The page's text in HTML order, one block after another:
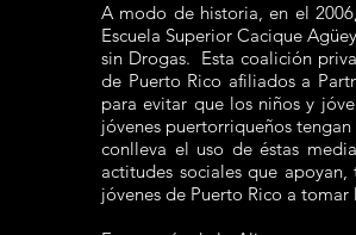
A modo de historia, en el
Escuela Superior Cacique
sin Drogas. Esta coalición
de Puerto Rico afiliados a
para evitar que los niños y
jóvenes puertorriqueños
conlleva el uso de éstas
actitudes sociales que
jóvenes de Puerto Rico a